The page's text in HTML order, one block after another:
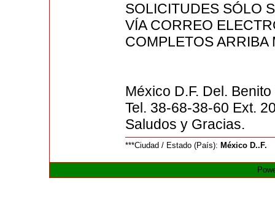
SOLICITUDES SÓLO
VÍA CORREO
COMPLETOS ARRIBA
México D.F. Del.
Tel. 38-68-38-60 Ext.
Saludos y Gracias.
***Ciudad / Estado (País): México D..F.